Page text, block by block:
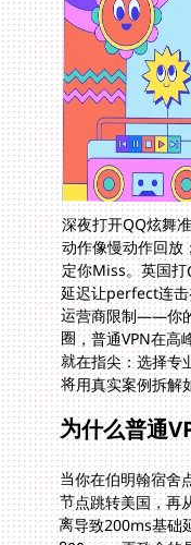
深夜打开QQ炫舞
动作像慢动作回放
定你Miss。英国打
延迟让perfect连
运营商限制——你
圈，普通VPN在高
就在指尖：选择专
将用真实案例拆解
为什么普通
当你在伯明翰宿舍
节点跳转美国，再
离导致200ms基
800ms。更致命的
想象早高峰地铁站
留学生不信邪，
在爆气时段直接